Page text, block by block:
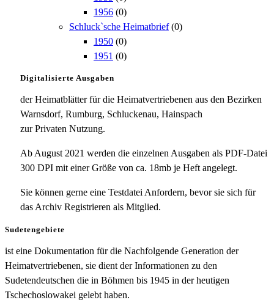
1956 (0)
Schluck`sche Heimatbrief (0)
1950 (0)
1951 (0)
Digitalisierte Ausgaben
der Heimatblätter für die Heimatvertriebenen aus den Bezirken
Warnsdorf, Rumburg, Schluckenau, Hainspach
zur Privaten Nutzung.
Ab August 2021 werden die einzelnen Ausgaben als PDF-Datei
300 DPI mit einer Größe von ca. 18mb je Heft angelegt.
Sie können gerne eine Testdatei Anfordern, bevor sie sich für
das Archiv Registrieren als Mitglied.
Sudetengebiete
ist eine Dokumentation für die Nachfolgende Generation der
Heimatvertriebenen, sie dient der Informationen zu den
Sudetendeutschen die in Böhmen bis 1945 in der heutigen
Tschechoslowakei gelebt haben.